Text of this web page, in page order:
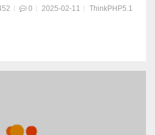
0 2025-02-11 ThinkPHP5.1